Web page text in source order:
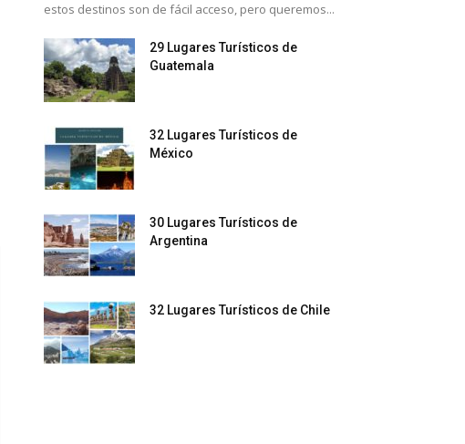
estos destinos son de fácil acceso, pero queremos...
29 Lugares Turísticos de
Guatemala
32 Lugares Turísticos de
México
30 Lugares Turísticos de
Argentina
32 Lugares Turísticos de Chile